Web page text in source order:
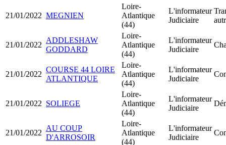
21/01/2022 MEGNIEN
Loire-
Atlantique
(44)
L'informateur
Judiciaire
21/01/2022
ADDLESHAW
GODDARD
Loire-
Atlantique
(44)
L'informateur
Judiciaire
21/01/2022
COURSE 44 LOIRE
ATLANTIQUE
Loire-
Atlantique
(44)
L'informateur
Judiciaire
21/01/2022 SOLIEGE
Loire-
Atlantique
(44)
L'informateur
Judiciaire
21/01/2022
AU COUP
D'ARROSOIR
Loire-
Atlantique
(44)
L'informateur
Judiciaire